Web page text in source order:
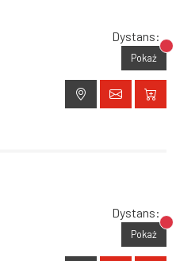
Dystans:
Pokaż
Dystans:
Pokaż